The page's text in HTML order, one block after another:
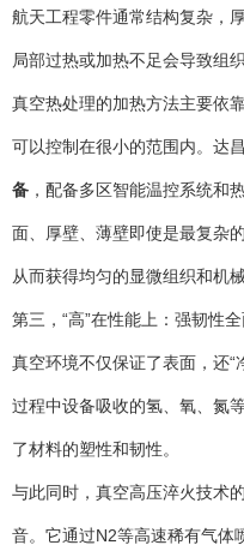
航天工程零件通常结构复杂，
局部过热或加热不足会导致组
真空热处理的加热方法主要依
可以控制在很小的范围内。达
备 ，配备多区智能温控系统和
面、厚壁、薄壁即使是最复杂
从而获得均匀的显微组织和机械
第三，“高”在性能上：强韧性
真空环境不仅保证了表面，还
过程中设备吸收的氢、氧、氮
了材料的塑性和韧性。
与此同时，真空高压淬火技术
音。它通过N2等高速稀有气体